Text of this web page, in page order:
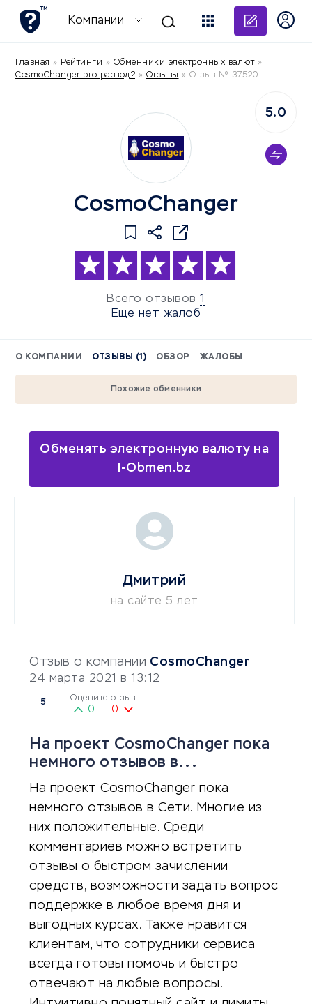
Компании
Главная » Рейтинги » Обменники электронных валют»
CosmoChanger это развод? » Отзывы » Отзыв № 37520
CosmoChanger
Всего отзывов 1
Еще нет жалоб
5.0
О КОМПАНИИ ОТЗЫВЫ (1) ОБЗОР ЖАЛОБЫ
Похожие обменники
Обменять электронную валюту на
I-Obmen.bz
Отзыв о компании CosmoChanger
24 марта 2021 в 13:12
5 Оцените отзыв
0 0
На проект CosmoChanger пока
немного отзывов в...
На проект CosmoChanger пока
немного отзывов в Сети. Многие из
них положительные. Среди
комментариев можно встретить
отзывы о быстром зачислении
средств, возможности задать вопрос
поддержке в любое время дня и
выгодных курсах. Также нравится
клиентам, что сотрудники сервиса
всегда готовы помочь и быстро
отвечают на любые вопросы.
Дмитрий
на сайте 5 лет